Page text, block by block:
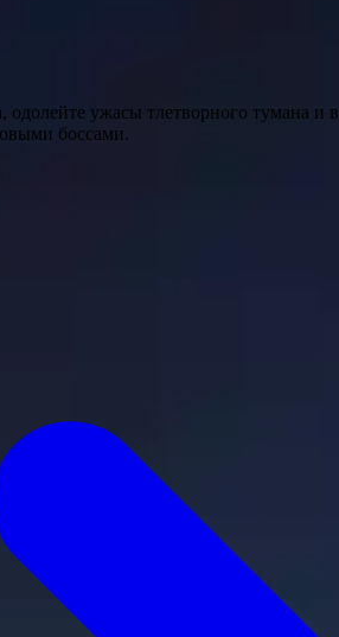
ужасы тлетворного тумана и
боссами.